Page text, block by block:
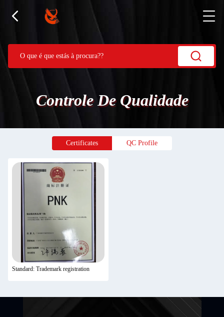
Controle De Qualidade
Certificates QC Profile
Standard: Trademark registration